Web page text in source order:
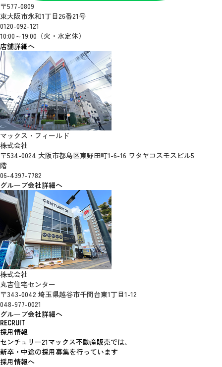
〒577-0809
東大阪市永和1丁目26番21号
0120-092-121
10:00～19:00（火・水定休）
店舗詳細へ
マックス・フィールド
株式会社
〒534-0024 大阪市都島区東野田町1-6-16 ワタヤコスモスビル5
階
06-4397-7782
グループ会社詳細へ
株式会社
丸吉住宅センター
〒343-0042 埼玉県越谷市千間台東1丁目1-12
048-977-0021
グループ会社詳細へ
RECRUIT
採用情報
センチュリー21マックス不動産販売では、
新卒・中途の採用募集を行っています
採用情報へ